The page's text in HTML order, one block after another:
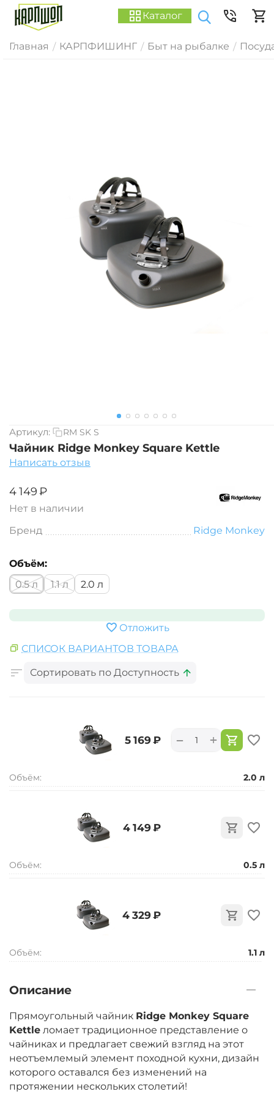
Каталог
Главная / КАРПФИШИНГ / Быт на рыбалке /
Артикул: RM SK S
Чайник Ridge Monkey Square Kettle
Написать отзыв
‍4 149‍₽
Нет в наличии
Бренд
Ridge Monkey
Объём:
0.5 л
1.1 л 2.0 л
Отложить
СПИСОК ВАРИАНТОВ ТОВАРА
Сортировать по Доступность
‍5 169‍ ₽ +
−
Объём: 2.0 л
‍4 149‍ ₽
Объём: 0.5 л
‍4 329‍ ₽
Объём: 1.1 л
Описание
Прямоугольный чайник Ridge Monkey Square
Kettle ломает традиционное представление о
чайниках и предлагает свежий взгляд на этот
неотъемлемый элемент походной кухни, дизайн
которого оставался без изменений на
протяжении нескольких столетий!